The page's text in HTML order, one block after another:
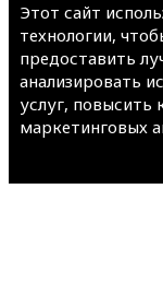
Этот сайт
технологии,
предоставить
анализировать
услуг, повысить
маркетинговых